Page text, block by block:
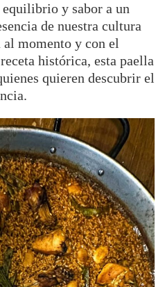
y sabor a un
de nuestra cultura
momento y con el
histórica, esta paella
quieren descubrir el